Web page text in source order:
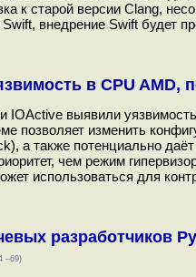
к старой версии Clang,
внедрение Swift будет
в CPU AMD,
IOActive выявили
позволяет изменить
а также потенциально
чем режим
использоваться для
разработчиков
–69)